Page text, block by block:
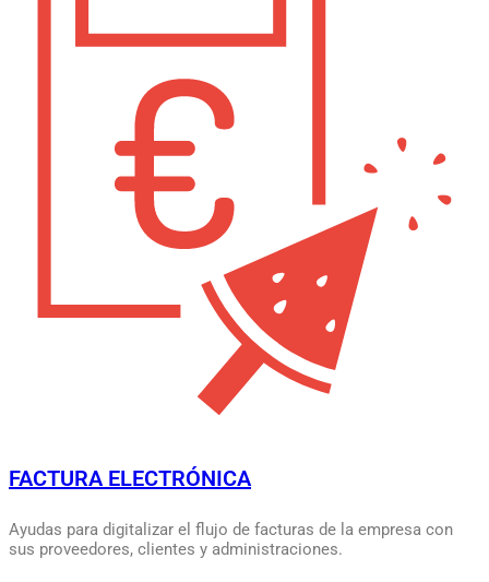
FACTURA ELECTRÓNICA
Ayudas para digitalizar el flujo de facturas de la empresa con
sus proveedores, clientes y administraciones.